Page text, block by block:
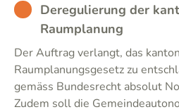
BAD Deregulierung der
Raumplanung
Der Auftrag verlangt, das
Raumplanungsgesetz zu
gemäss Bundesrecht absolut
Zudem soll die